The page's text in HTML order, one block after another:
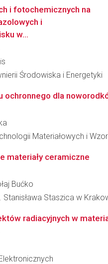
i fotochemicznych na
i
w...
Środowiska i Energetyki
ochronnego dla
Materiałowych i
materiały ceramiczne
Bućko
Staszica w
radiacyjnych w